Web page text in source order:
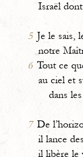
Israël
5 Je le sais,
notre
6 Tout ce
au ciel et
dans les
7 De
il lance
il libère le